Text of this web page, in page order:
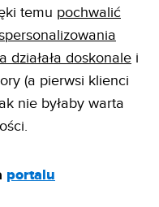
temu pochwalić
działała doskonale i
(a pierwsi klienci
nie byłaby warta
portalu